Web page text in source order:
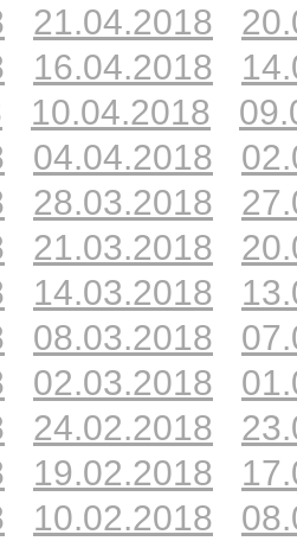
21.04.2018
16.04.2018
10.04.2018
04.04.2018
28.03.2018
21.03.2018
14.03.2018
08.03.2018
02.03.2018
24.02.2018
19.02.2018
10.02.2018